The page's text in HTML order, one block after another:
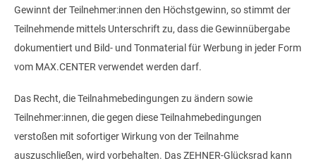
Gewinnt der Teilnehmer:innen den Höchstgewinn, so stimmt der
Teilnehmende mittels Unterschrift zu, dass die Gewinnübergabe
dokumentiert und Bild- und Tonmaterial für Werbung in jeder Form
vom MAX.CENTER verwendet werden darf.
Das Recht, die Teilnahmebedingungen zu ändern sowie
Teilnehmer:innen, die gegen diese Teilnahmebedingungen
verstoßen mit sofortiger Wirkung von der Teilnahme
auszuschließen, wird vorbehalten. Das ZEHNER-Glücksrad kann